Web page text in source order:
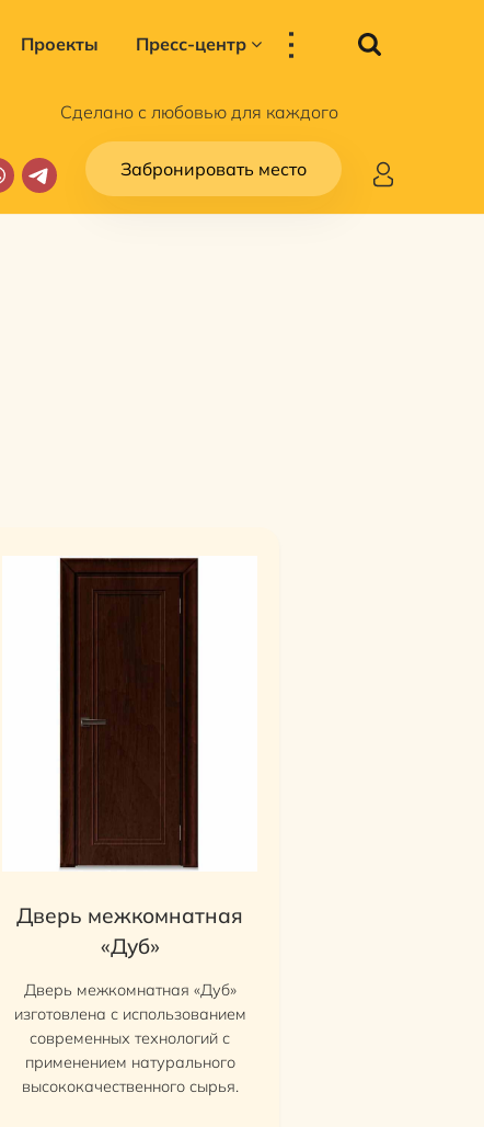
Проекты Пресс-центр ...
Сделано с любовью для каждого
Забронировать место
Дверь межкомнатная
«Дуб»
Дверь межкомнатная «Дуб»
изготовлена с использованием
современных технологий с
применением натурального
высококачественного сырья.